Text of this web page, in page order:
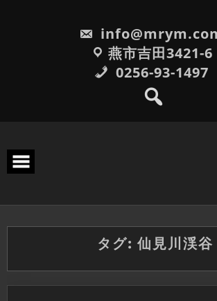
燕市吉田3421-6
0256-93-1497
タグ: 仙見川渓谷